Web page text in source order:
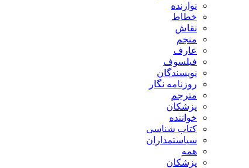
نوازنده
خطاط
نقاش
منجم
عارف
فیلسوف
نویسندگان
روزنامه نگار
مترجم
پزشکان
خواننده
کتاب شناسی
سیاستمداران
همه
پزشکان